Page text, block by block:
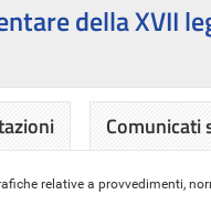
della XVII
Comunicati
relative a provvedimenti,